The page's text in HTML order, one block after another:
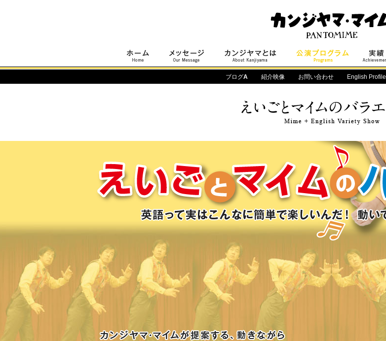
ブログA 紹介映像 お問い合わせ English Profile